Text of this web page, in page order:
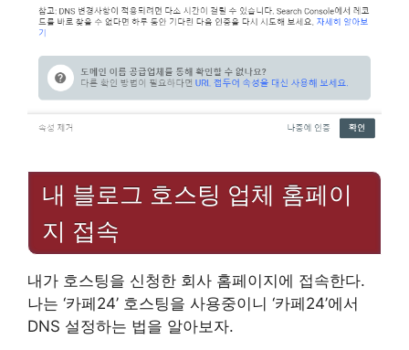
내 블로그 호스팅 업체 홈페이
지 접속
내가 호스팅을 신청한 회사 홈페이지에 접속한다.
나는 ‘카페24’ 호스팅을 사용중이니 ‘카페24’에서
DNS 설정하는 법을 알아보자.